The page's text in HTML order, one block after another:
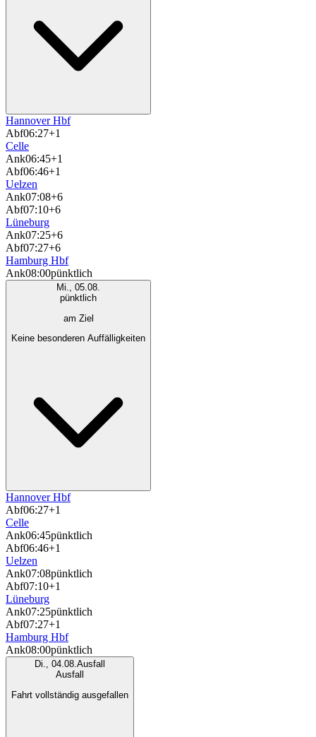
Hannover Hbf
Abf06:27+1
Celle
Ank06:45+1
Abf06:46+1
Uelzen
Ank07:08+6
Abf07:10+6
Lüneburg
Ank07:25+6
Abf07:27+6
Hamburg Hbf
Ank08:00pünktlich
Mi., 05.08.
pünktlich
am Ziel
Keine besonderen Auffälligkeiten
Hannover Hbf
Abf06:27+1
Celle
Ank06:45pünktlich
Abf06:46+1
Uelzen
Ank07:08pünktlich
Abf07:10+1
Lüneburg
Ank07:25pünktlich
Abf07:27+1
Hamburg Hbf
Ank08:00pünktlich
Di., 04.08.Ausfall
Ausfall
Fahrt vollständig ausgefallen